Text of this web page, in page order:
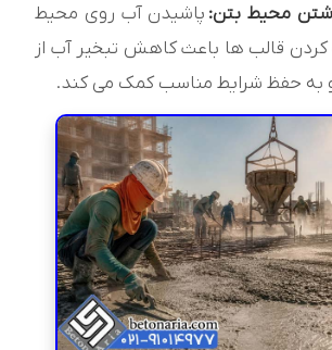
محیط بتن: پاشیدن آب روی محیط
کردن قالب ها باعث کاهش تبخیر آب از
به حفظ شرایط مناسب کمک می کند.